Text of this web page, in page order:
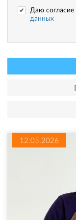
Даю
данных
12.05.2026